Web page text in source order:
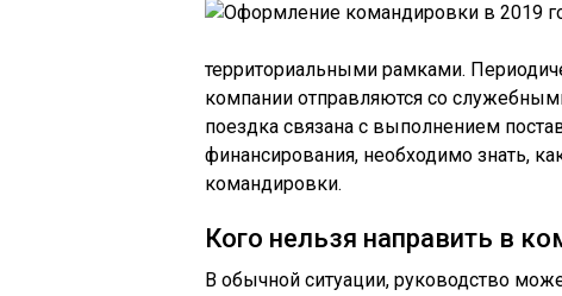
территориальными рамками.
компании отправляются со
поездка связана с выполнением
финансирования, необходимо знать,
командировки.
Кого нельзя направить в
В обычной ситуации, руководство